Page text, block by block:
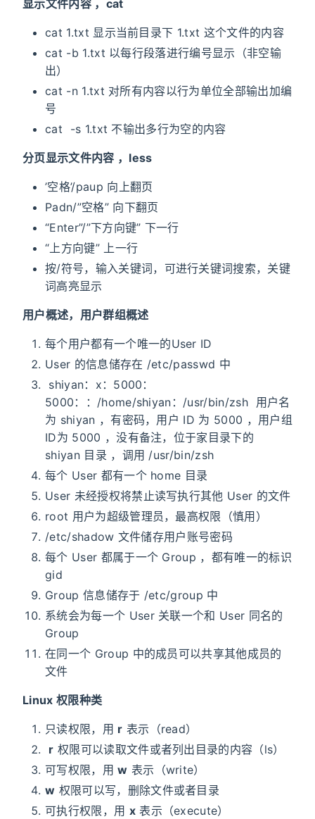
显示文件内容 ，cat
cat 1.txt 显示当前目录下 1.txt 这个文件的内容
cat -b 1.txt 以每行段落进行编号显示（非空输
出）
cat -n 1.txt 对所有内容以行为单位全部输出加编
号
cat -s 1.txt 不输出多行为空的内容
分页显示文件内容 ，less
’空格’/paup 向上翻页
Padn/”空格” 向下翻页
“Enter”/”下方向键” 下一行
“上方向键” 上一行
按/符号，输入关键词，可进行关键词搜索，关键
词高亮显示
用户概述，用户群组概述
每个用户都有一个唯一的User ID
User 的信息储存在 /etc/passwd 中
shiyan：x：5000：
5000：：/home/shiyan：/usr/bin/zsh 用户名
为 shiyan ，有密码，用户 ID 为 5000 ，用户组
ID为 5000 ，没有备注，位于家目录下的
shiyan 目录 ，调用 /usr/bin/zsh
每个 User 都有一个 home 目录
User 未经授权将禁止读写执行其他 User 的文件
root 用户为超级管理员，最高权限（慎用）
/etc/shadow 文件储存用户账号密码
每个 User 都属于一个 Group ，都有唯一的标识
gid
Group 信息储存于 /etc/group 中
系统会为每一个 User 关联一个和 User 同名的
Group
在同一个 Group 中的成员可以共享其他成员的
文件
Linux 权限种类
只读权限，用 r 表示（read）
r 权限可以读取文件或者列出目录的内容（ls）
可写权限，用w 表示（write）
w 权限可以写，删除文件或者目录
可执行权限，用 x表示（execute）